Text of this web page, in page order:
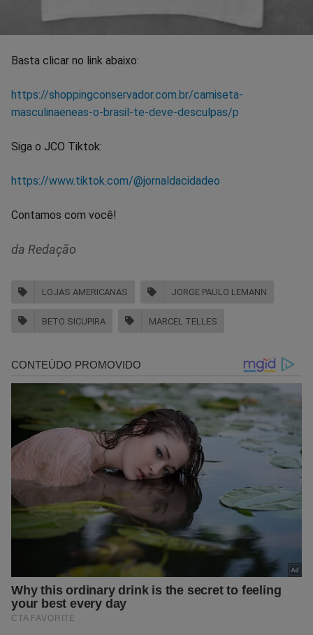
Basta clicar no link abaixo:
https://shoppingconservador.com.br/camiseta-
masculinaeneas-o-brasil-te-deve-desculpas/p
Siga o JCO Tiktok:
https://www.tiktok.com/@jornaldacidadeo
Contamos com você!
da Redação
LOJAS AMERICANAS JORGE PAULO LEMANN
BETO SICUPIRA MARCEL TELLES